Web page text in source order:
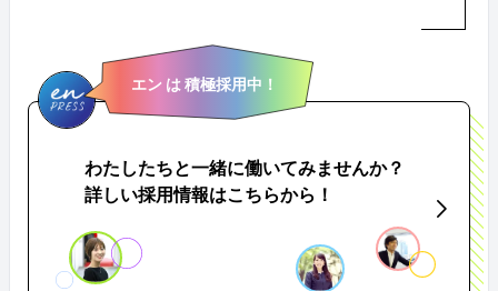
エン は 積極採用中！
わたしたちと一緒に働いてみませんか？
詳しい採用情報はこちらから！